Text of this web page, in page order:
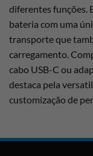
diferentes funções.
bateria com uma
transporte que
carregamento.
cabo USB-C ou
destaca pela
customização de